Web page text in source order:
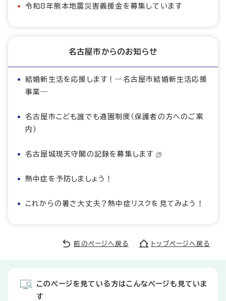
令和8年熊本地震災害義援金を募集しています
名古屋市からのお知らせ
結婚新生活を応援します！―名古屋市結婚新生活応援
事業―
名古屋市こども誰でも通園制度（保護者の方へのご案
内）
名古屋城現天守閣の記録を募集します
熱中症を予防しましょう！
これからの暑さ大丈夫？熱中症リスクを見てみよう！
前のページへ戻る トップページへ戻る
このページを見ている方はこんなページも見ていま
す